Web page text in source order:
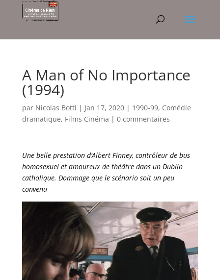
A Man of No Importance
(1994)
par Nicolas Botti | Jan 17, 2020| 1990-99, Comédie
dramatique, Films Cinéma | 0 commentaires
Une belle prestation d’Albert Finney, contrôleur de bus
homosexuel et amoureux de théâtre dans un Dublin
catholique. Dommage que le scénario soit un peu
convenu